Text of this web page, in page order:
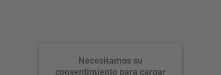
Necesitamos su
consentimiento para cargar